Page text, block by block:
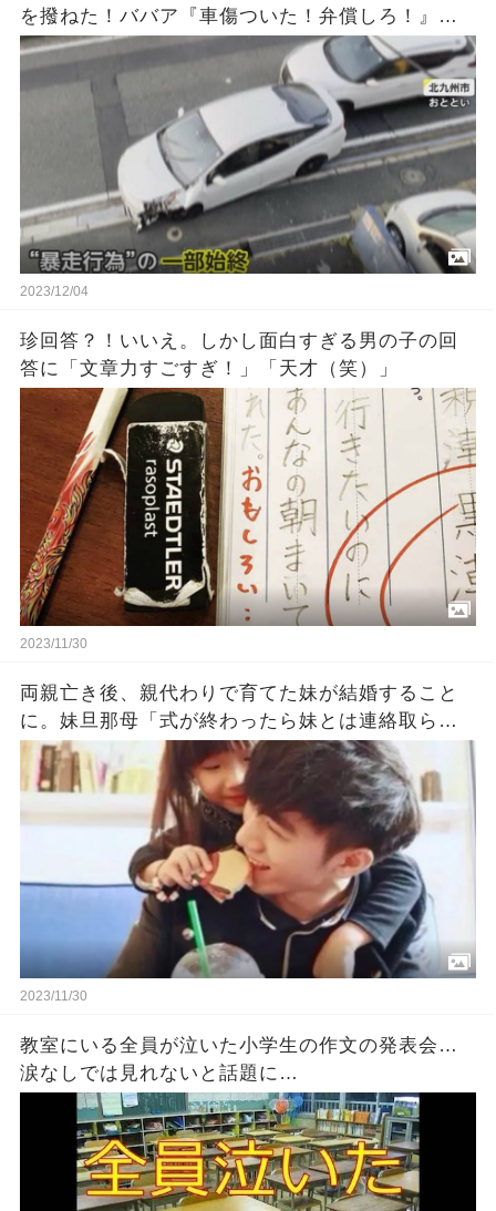
を撥ねた！ババア『車傷ついた！弁償しろ！』俺
「警察に…」ババア『何勝手に警察に電話するの
よ！』 → 結果…
2023/12/04
珍回答？！いいえ。しかし面白すぎる男の子の回
答に「文章力すごすぎ！」「天才（笑）」
2023/11/30
両親亡き後、親代わりで育てた妹が結婚すること
に。妹旦那母「式が終わったら妹とは連絡取らな
いで。妹もそう望んでる」
2023/11/30
教室にいる全員が泣いた小学生の作文の発表会…
涙なしでは見れないと話題に…